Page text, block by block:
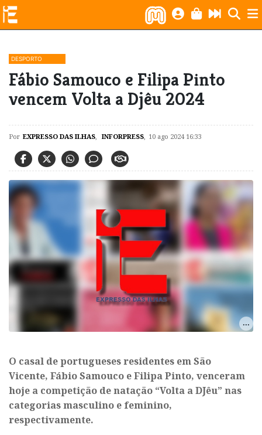
DESPORTO
Fábio Samouco e Filipa Pinto
vencem Volta a Djêu 2024
Por EXPRESSO DAS ILHAS, INFORPRESS, 10 ago 2024 16:33
O casal de portugueses residentes em São
Vicente, Fábio Samouco e Filipa Pinto, venceram
hoje a competição de natação “Volta a DJêu” nas
categorias masculino e feminino,
respectivamente.